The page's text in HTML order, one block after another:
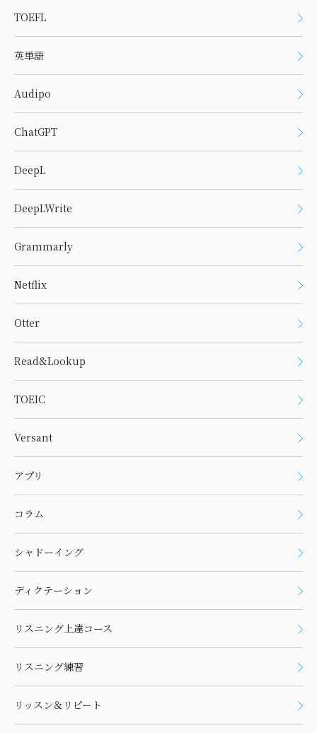
TOEFL
英単語
Audipo
ChatGPT
DeepL
DeepLWrite
Grammarly
Netflix
Otter
Read&Lookup
TOEIC
Versant
アプリ
コラム
シャドーイング
ディクテーション
リスニング上達コース
リスニング練習
リッスン＆リピート